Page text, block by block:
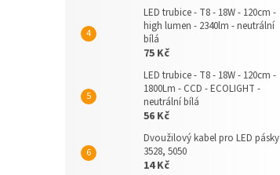
LED trubice - T8 - 18W - 120cm -
high lumen - 2340lm - neutrální
bílá
75 Kč
LED trubice - T8 - 18W - 120cm -
1800Lm - CCD - ECOLIGHT -
neutrální bílá
56 Kč
Dvoužilový kabel pro LED pásky
3528, 5050
14 Kč